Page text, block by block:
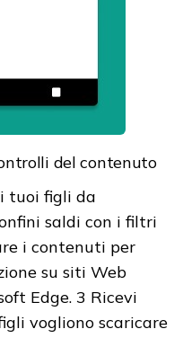
del contenuto
tuoi figli da
saldi con i filtri
i contenuti per
su siti Web
Edge. 3 Ricevi
vogliono scaricare